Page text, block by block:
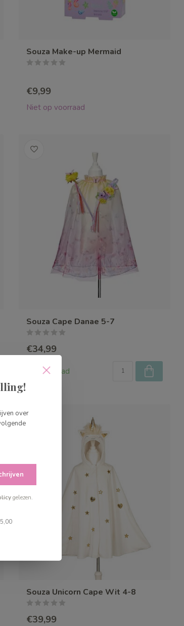
Souza Make-up Mermaid
€9,99
Niet op voorraad
Souza Cape Danae 5-7
€34,99
Op voorraad
Souza Unicorn Cape Wit 4-8
€39,99
over
gelezen.